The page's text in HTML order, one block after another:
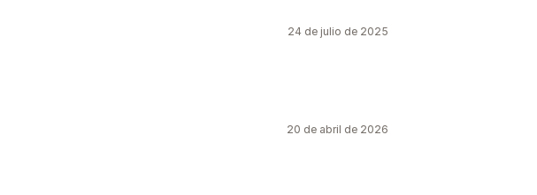
24 de julio de 2025
20 de abril de 2026